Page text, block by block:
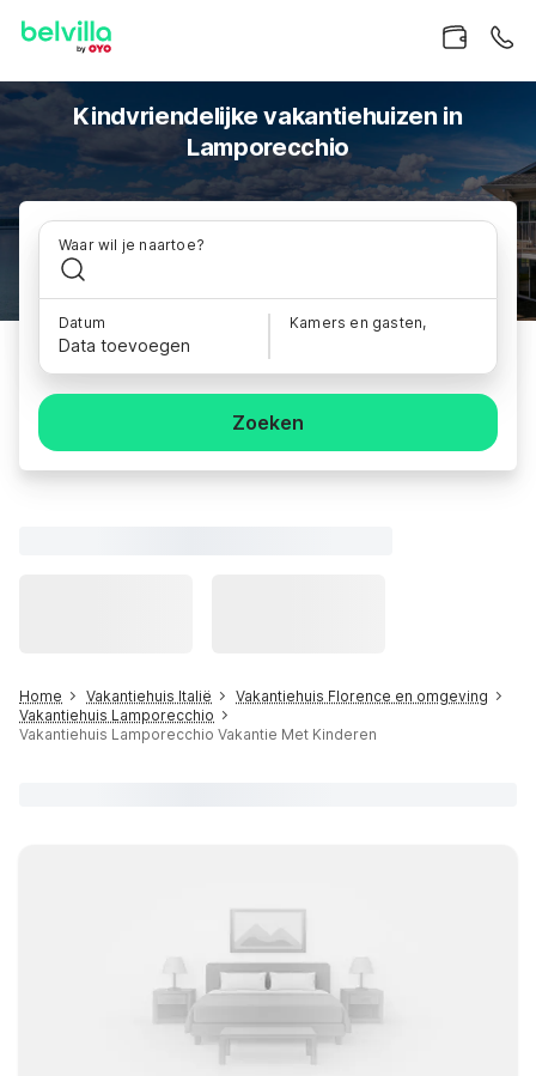
Kindvriendelijke vakantiehuizen in
Lamporecchio
Waar wil je naartoe?
Datum
Data toevoegen
Kamers en gasten,
Zoeken
Home Vakantiehuis Italië
Vakantiehuis Florence en omgeving
Vakantiehuis Lamporecchio
Vakantiehuis Lamporecchio Vakantie Met Kinderen